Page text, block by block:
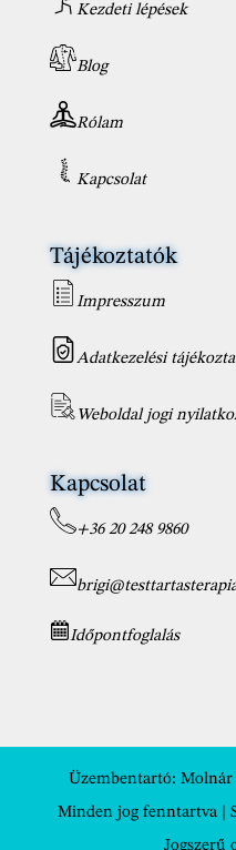
Kezdeti lépések
Blog
Rólam
Kapcsolat
Tájékoztatók
Impresszum
Adatkezelési
Weboldal jogi
Kapcsolat
+36 20 248 9860
Időpontfoglalás
Üzembentartó:Molnár
Minden jog fenntartva |
Jogszerű